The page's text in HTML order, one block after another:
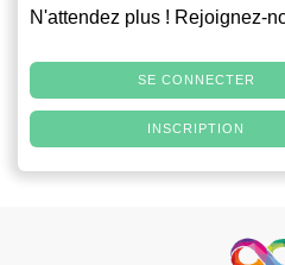
N'attendez plus ! Rejoignez-
SE CONNECTER
INSCRIPTION